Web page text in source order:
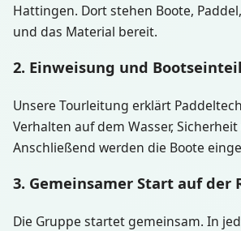
Hattingen. Dort stehen Boote,
und das Material bereit.
2. Einweisung und
Unsere Tourleitung erklärt
Verhalten auf dem Wasser,
Anschließend werden die Boote
3. Gemeinsamer Start auf der
Die Gruppe startet gemeinsam. In